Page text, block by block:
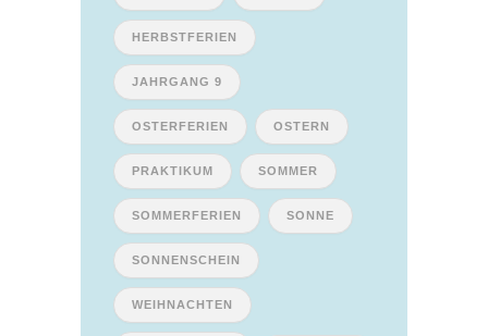
HERBSTFERIEN
JAHRGANG 9
OSTERFERIEN OSTERN
PRAKTIKUM SOMMER
SOMMERFERIEN SONNE
SONNENSCHEIN
WEIHNACHTEN